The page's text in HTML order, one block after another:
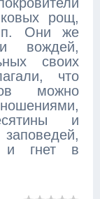
рощ,
п. Они же
вождей,
своих
что
можно
и
и гнет в